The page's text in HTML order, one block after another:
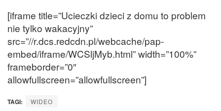
[iframe title=”Ucieczki dzieci z domu to problem
nie tylko wakacyjny”
src=”//r.dcs.redcdn.pl/webcache/pap-
embed/iframe/WCSljMyb.html” width=”100%”
frameborder=”0″
allowfullscreen=”allowfullscreen”]
TAGI: WIDEO